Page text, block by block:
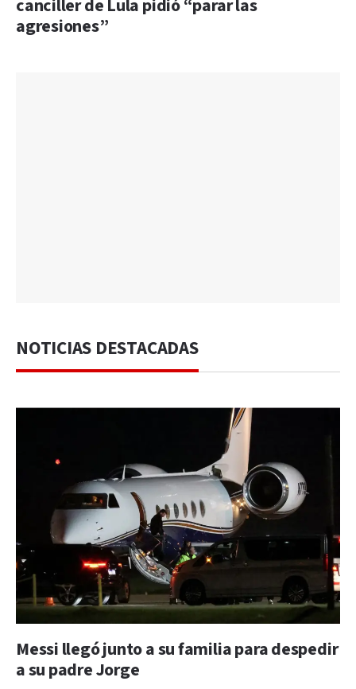
canciller de Lula pidió “parar las
agresiones”
NOTICIAS DESTACADAS
Messi llegó junto a su familia para despedir
a su padre Jorge